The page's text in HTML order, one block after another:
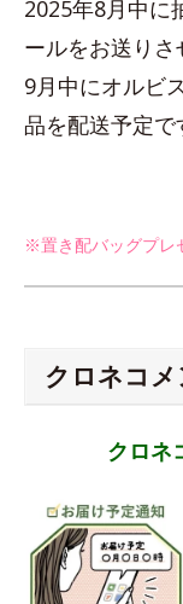
2025年8月中に
ールをお送りさ
9月中にオルビ
品を配送予定で
※置き配バッグプレ
クロネコ
クロネ